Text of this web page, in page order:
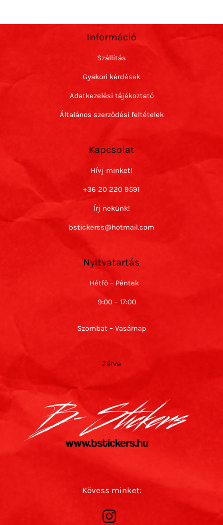
Információ
Szállítás
Gyakori kérdések
Adatkezelési tájékoztató
Általános szerződési feltételek
Kapcsolat
Hívj minket!
+36 20 220 9591
Írj nekünk!
bstickerss@hotmail.com
Nyitvatartás
Hétfő – Péntek
9:00 – 17:00
Szombat – Vasárnap
Zárva
Kövess minket: